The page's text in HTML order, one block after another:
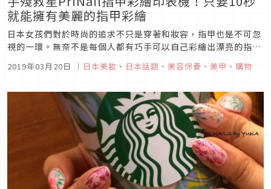
就能擁有美麗的指甲彩繪
日本女孩們對於時尚的追求不只是穿著和妝容，指甲也是不可忽
視的一環。無奈不是每個人都有巧手可以自己彩繪出漂亮的指
彩繪印表機，人人都可以成為專業的指甲彩繪大師。PriNail內
2019年03月20日 ｜ 日本美妝 、 日本話題 、 美容保養 、 美甲 、 購物